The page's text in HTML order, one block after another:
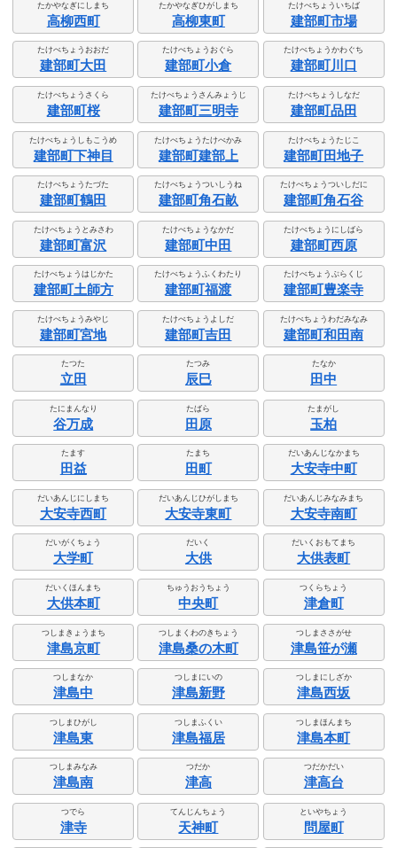
たかやなぎにしまち
高柳西町
たかやなぎひがしまち
高柳東町
たけべちょういちば
建部町市場
たけべちょうおおだ
建部町大田
たけべちょうおぐら
建部町小倉
たけべちょうかわぐち
建部町川口
たけべちょうさくら
建部町桜
たけべちょうさんみょうじ
建部町三明寺
たけべちょうしなだ
建部町品田
たけべちょうしもこうめ
建部町下神目
たけべちょうたけべかみ
建部町建部上
たけべちょうたじこ
建部町田地子
たけべちょうたづた
建部町鶴田
たけべちょうついしうね
建部町角石畝
たけべちょうついしだに
建部町角石谷
たけべちょうとみさわ
建部町富沢
たけべちょうなかだ
建部町中田
たけべちょうにしばら
建部町西原
たけべちょうはじかた
建部町土師方
たけべちょうふくわたり
建部町福渡
たけべちょうぶらくじ
建部町豊楽寺
たけべちょうみやじ
建部町宮地
たけべちょうよしだ
建部町吉田
たけべちょうわだみなみ
建部町和田南
たつた
立田
たつみ
辰巳
たなか
田中
たにまんなり
谷万成
たばら
田原
たまがし
玉柏
たます
田益
たまち
田町
だいあんじなかまち
大安寺中町
だいあんじにしまち
大安寺西町
だいあんじひがしまち
大安寺東町
だいあんじみなみまち
大安寺南町
だいがくちょう
大学町
だいく
大供
だいくおもてまち
大供表町
だいくほんまち
大供本町
ちゅうおうちょう
中央町
つくらちょう
津倉町
つしまきょうまち
津島京町
つしまくわのきちょう
津島桑の木町
つしまささがせ
津島笹が瀬
つしまなか
津島中
つしまにいの
津島新野
つしまにしざか
津島西坂
つしまひがし
津島東
つしまふくい
津島福居
つしまほんまち
津島本町
つしまみなみ
津島南
つだか
津高
つだかだい
津高台
つでら
津寺
てんじんちょう
天神町
といやちょう
問屋町